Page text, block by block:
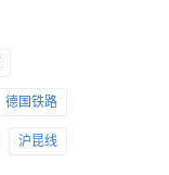
德国铁路
沪昆线